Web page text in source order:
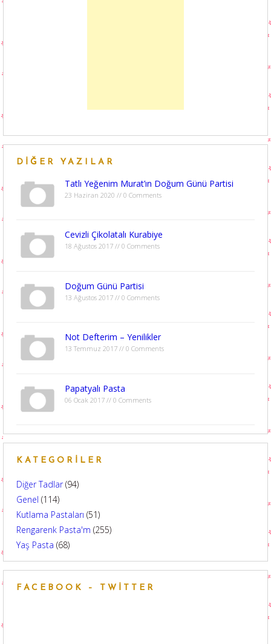
DIĞER YAZILAR
Tatlı Yeğenim Murat’ın Doğum Günü Partisi
23 Haziran 2020 // 0 Comments
Cevizli Çikolatalı Kurabiye
18 Ağustos 2017 // 0 Comments
Doğum Günü Partisi
13 Ağustos 2017 // 0 Comments
Not Defterim – Yenilikler
13 Temmuz 2017 // 0 Comments
Papatyalı Pasta
06 Ocak 2017 // 0 Comments
KATEGORILER
Diğer Tadlar(94)
Genel (114)
Kutlama Pastaları (51)
Rengarenk Pasta'm (255)
Yaş Pasta (68)
FACEBOOK – TWITTER